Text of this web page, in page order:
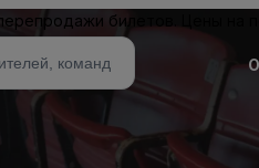
билетов. Цены